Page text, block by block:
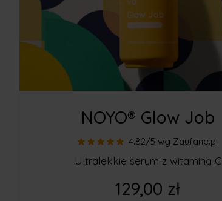
NOYO® Glow Job
4.82/5 wg Zaufane.pl
Ultralekkie serum z witaminą C
129,00 zł